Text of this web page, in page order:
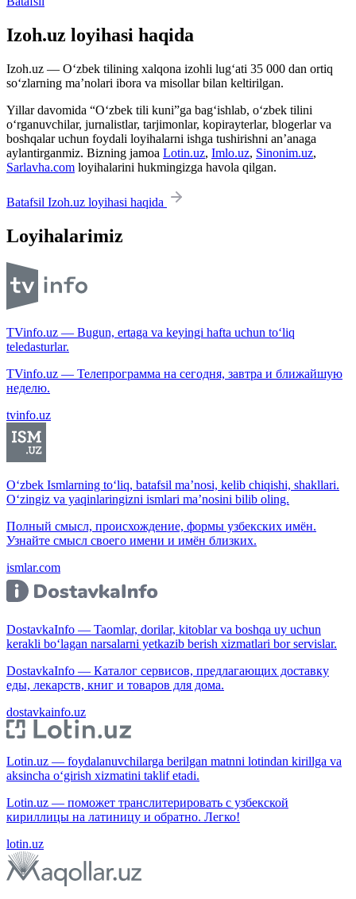
Izoh.uz loyihasi haqida
Izoh.uz — O‘zbek tilining xalqona izohli lug‘ati 35 000 dan ortiq
so‘zlarning ma’nolari ibora va misollar bilan keltirilgan.
Yillar davomida “O‘zbek tili kuni”ga bag‘ishlab, o‘zbek tilini
o‘rganuvchilar, jurnalistlar, tarjimonlar, kopirayterlar, blogerlar va
boshqalar uchun foydali loyihalarni ishga tushirishni an’anaga
aylantirganmiz. Bizning jamoa Lotin.uz, Imlo.uz, Sinonim.uz,
Sarlavha.com loyihalarini hukmingizga havola qilgan.
Batafsil Izoh.uz loyihasi haqida
Loyihalarimiz
TVinfo.uz — Bugun, ertaga va keyingi hafta uchun to‘liq
teledasturlar.
TVinfo.uz — Телепрограмма на сегодня, завтра и ближайшую
неделю.
tvinfo.uz
O‘zbek Ismlarning to‘liq, batafsil ma’nosi, kelib chiqishi, shakllari.
O‘zingiz va yaqinlaringizni ismlari ma’nosini bilib oling.
Полный смысл, происхождение, формы узбекских имён.
Узнайте смысл своего имени и имён близких.
ismlar.com
DostavkaInfo — Taomlar, dorilar, kitoblar va boshqa uy uchun
kerakli bo‘lagan narsalarni yetkazib berish xizmatlari bor servislar.
DostavkaInfo — Каталог сервисов, предлагающих доставку
еды, лекарств, книг и товаров для дома.
dostavkainfo.uz
Lotin.uz — foydalanuvchilarga berilgan matnni lotindan kirillga va
aksincha o‘girish xizmatini taklif etadi.
Lotin.uz — поможет транслитерировать с узбекской
кириллицы на латиницу и обратно. Легко!
lotin.uz